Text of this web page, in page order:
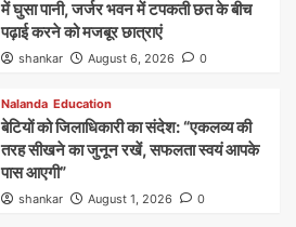
में घुसा पानी, जर्जर भवन में टपकती छत के बीच
पढ़ाई करने को मजबूर छात्राएं
shankar August 6, 2026 0
Nalanda Education
बेटियों को जिलाधिकारी का संदेश: “एकलव्य की
तरह सीखने का जुनून रखें, सफलता स्वयं आपके
पास आएगी”
shankar August 1, 2026 0